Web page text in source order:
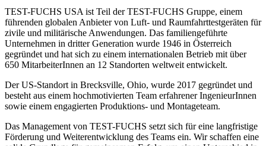
TEST-FUCHS USA ist Teil der TEST-FUCHS Gruppe, einem
führenden globalen Anbieter von Luft- und Raumfahrttestgeräten für
zivile und militärische Anwendungen. Das familiengeführte
Unternehmen in dritter Generation wurde 1946 in Österreich
gegründet und hat sich zu einem internationalen Betrieb mit über
650 MitarbeiterInnen an 12 Standorten weltweit entwickelt.
Der US-Standort in Brecksville, Ohio, wurde 2017 gegründet und
besteht aus einem hochmotivierten Team erfahrener IngenieurInnen
sowie einem engagierten Produktions- und Montageteam.
Das Management von TEST-FUCHS setzt sich für eine langfristige
Förderung und Weiterentwicklung des Teams ein. Wir schaffen eine